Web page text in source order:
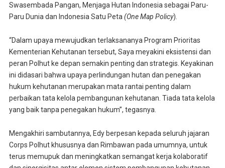
Swasembada Pangan, Menjaga Hutan Indonesia sebagai Paru-
Paru Dunia dan Indonesia Satu Peta (One Map Policy).
“Dalam upaya mewujudkan terlaksananya Program Prioritas
Kementerian Kehutanan tersebut, Saya meyakini eksistensi dan
peran Polhut ke depan semakin penting dan strategis. Keyakinan
ini didasari bahwa upaya perlindungan hutan dan penegakan
hukum kehutanan merupakan mata rantai penting dalam
perbaikan tata kelola pembangunan kehutanan. Tiada tata kelola
yang baik tanpa penegakan hukum”, tegasnya.
Mengakhiri sambutannya, Edy berpesan kepada seluruh jajaran
Corps Polhut khususnya dan Rimbawan pada umumnya, untuk
terus memupuk dan meningkatkan semangat kerja kolaboratif